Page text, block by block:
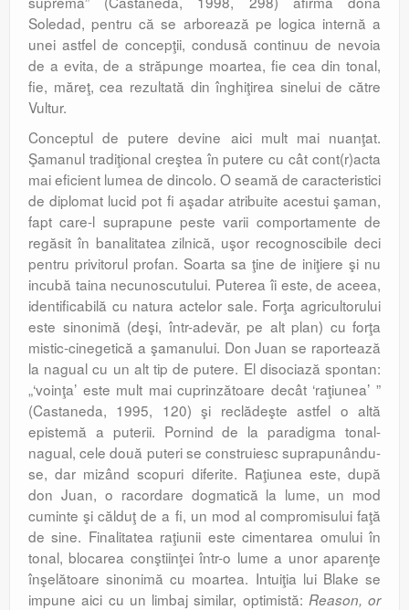
Soledad, pentru că se arborează pe logica internă a
unei astfel de concepţii, condusă continuu de nevoia
de a evita, de a străpunge moartea, fie cea din tonal,
fie, măreţ, cea rezultată din înghiţirea sinelui de către
Vultur.
Conceptul de putere devine aici mult mai nuanţat.
Şamanul tradiţional creştea în putere cu cât cont(r)acta
mai eficient lumea de dincolo. O seamă de caracteristici
de di­plo­mat lucid pot fi aşadar atribuite acestui şaman,
fapt care-l suprapune peste varii com­por­tamente de
regăsit în banalitatea zil­nică, uşor recognoscibile deci
pentru privi­torul profan. Soarta sa ţine de iniţiere şi nu
incubă taina necunoscutului. Puterea îi este, de aceea,
identificabilă cu natura actelor sale. Forţa agricultorului
este sinonimă (deşi, într-adevăr, pe alt plan) cu forţa
mistic-cinegetică a şamanului. Don Juan se raportează
la nagual cu un alt tip de putere. El diso­ciază spontan:
„‘voinţa’ este mult mai cuprinzătoare decât ‘raţiunea’ ”
(Casta­neda, 1995, 120) şi reclădeşte astfel o altă
epistemă a puterii. Pornind de la paradigma tonal-
nagual, cele două puteri se construiesc suprapunându-
se, dar mizând scopuri dife­rite. Raţiunea este, după
don Juan, o racor­dare dogmatică la lume, un mod
cuminte şi călduţ de a fi, un mod al compromisului faţă
de sine. Finalitatea raţiunii este cimentarea omului în
tonal, blocarea conştiinţei într-o lume a unor aparenţe
înşelătoare sinonimă cu moartea. Intuiţia lui Blake se
impune aici cu un limbaj similar, optimistă: Reason, or